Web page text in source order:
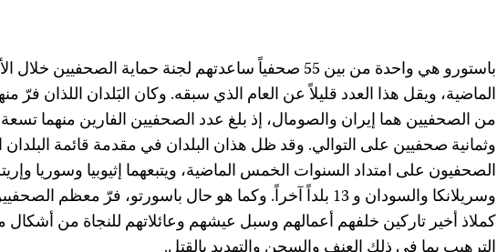
الماضية، ويقل هذا العدد قليلاً عن العام الذي سبقه. وكان البَلدان اللذان فرّ
من الصحفيين هما إيران والصومال، إذ بلغ عدد الصحفيين الفارين منهما
وثمانية صحفيين على التوالي. وقد ظل هذان البلدان في مقدمة قائمة البلدان
الصحفيون على امتداد السنوات الخمس الماضية، ويتبعهما إثيوبيا وسوريا
وسريلانكا والسودان و 13 بلداً آخراً. وكما هو حال باسورتو، فرّ معظم
كملاذ أخير تاركين خلفهم أعمالهم وسبل عيشهم وعائلاتهم للنجاة من